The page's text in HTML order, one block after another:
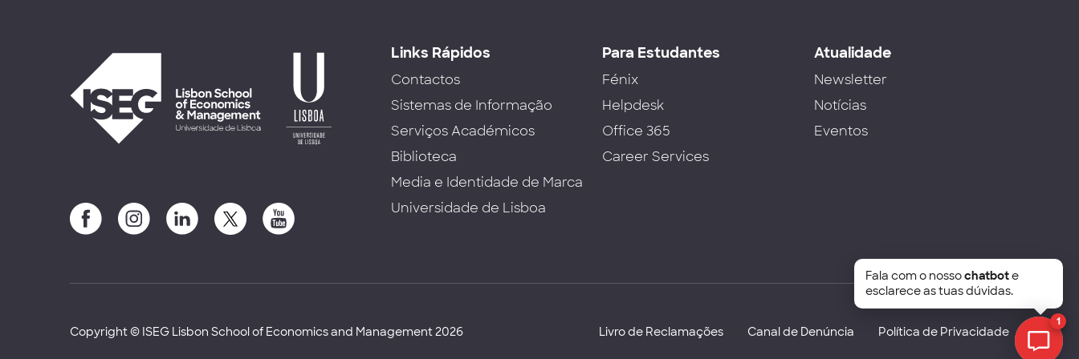
Links Rápidos
Contactos
Sistemas de Informação
Serviços Académicos
Biblioteca
Media e Identidade de Marca
Universidade de Lisboa
Para Estudantes
Fénix
Helpdesk
Office 365
Career Services
Atualidade
Newsletter
Notícias
Eventos
Copyright © ISEG Lisbon School of Economics and Management 2026 Livro de Reclamações Canal de Denúncia Política de Privacidade
1
Fala com o nossochatbote
esclarece as tuas dúvidas.